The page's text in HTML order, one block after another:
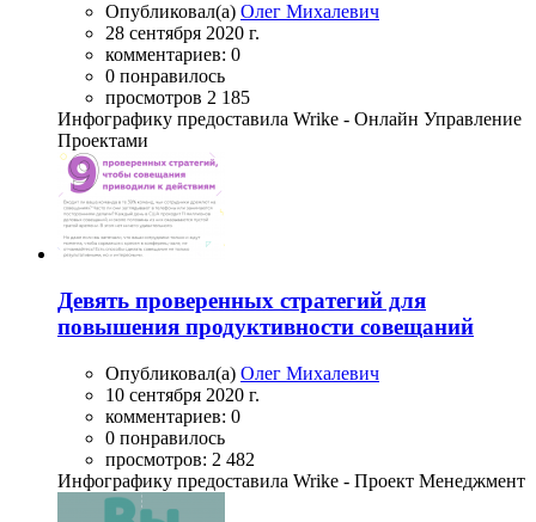
Опубликовал(а) Олег Михалевич
28 сентября 2020 г.
комментариев: 0
0 понравилось
просмотров 2 185
Инфографику предоставила Wrike - Онлайн Управление
Проектами
Девять проверенных стратегий для
повышения продуктивности совещаний
Опубликовал(а) Олег Михалевич
10 сентября 2020 г.
комментариев: 0
0 понравилось
просмотров: 2 482
Инфографику предоставила Wrike - Проект Менеджмент